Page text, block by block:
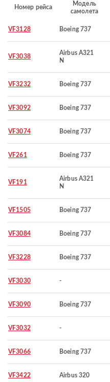
Номер рейса
Модель
самолета
VF3128 Boeing 737
VF3038
Airbus A321
N
VF3232 Boeing 737
VF3092 Boeing 737
VF3074 Boeing 737
VF261 Boeing 737
VF191
Airbus A321
N
VF1505 Boeing 737
VF3084 Boeing 737
VF3228 Boeing 737
VF3030 -
VF3090 Boeing 737
VF3032 -
VF3066 Boeing 737
VF3422 Airbus 320